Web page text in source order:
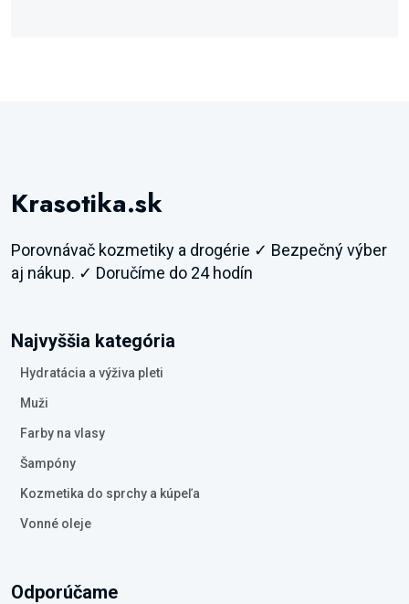
Krasotika.sk
Porovnávač kozmetiky a drogérie ✓ Bezpečný výber
aj nákup. ✓ Doručíme do 24 hodín
Najvyššia kategória
Hydratácia a výživa pleti
Muži
Farby na vlasy
Šampóny
Kozmetika do sprchy a kúpeľa
Vonné oleje
Odporúčame